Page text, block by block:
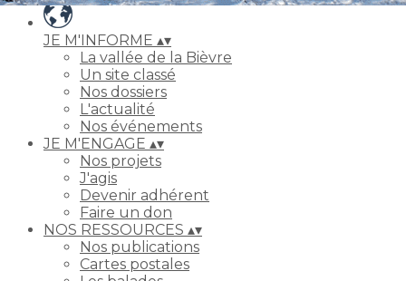
JE M'INFORME ▴▾
La vallée de la Bièvre
Un site classé
Nos dossiers
L'actualité
Nos événements
JE M'ENGAGE ▴▾
Nos projets
J'agis
Devenir adhérent
Faire un don
NOS RESSOURCES ▴▾
Nos publications
Cartes postales